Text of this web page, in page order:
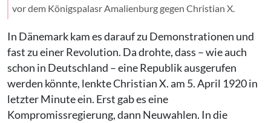
vor dem Königspalasr Amalienburg gegen Christian X.
In Dänemark kam es darauf zu Demonstrationen und
fast zu einer Revolution. Da drohte, dass – wie auch
schon in Deutschland – eine Republik ausgerufen
werden könnte, lenkte Christian X. am 5. April 1920 in
letzter Minute ein. Erst gab es eine
Kompromissregierung, dann Neuwahlen. In die